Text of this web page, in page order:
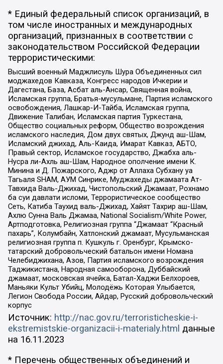
* Единый федеральный список организаций, в
том числе иностранных и международных
организаций, признанных в соответствии с
законодательством Российской Федерации
террористическими:
Высший военный Маджлисуль Шура Объединенных сил
моджахедов Кавказа, Конгресс народов Ичкерии и
Дагестана, База, Асбат аль-Ансар, Священная война,
Исламская группа, Братья-мусульмане, Партия исламского
освобождения, Лашкар-И-Тайба, Исламская группа,
Движение Талибан, Исламская партия Туркестана,
Общество социальных реформ, Общество возрождения
исламского наследия, Дом двух святых, Джунд аш-Шам,
Исламский джихад, Аль-Каида, Имарат Кавказ, АБТО,
Правый сектор, Исламское государство, Джабха аль-
Нусра ли-Ахль аш-Шам, Народное ополчение имени К.
Минина и Д. Пожарского, Аджр от Аллаха Субхану уа
Тагьаля SHAM, АУМ Синрике, Муджахеды джамаата Ат-
Тавхида Валь-Джихад, Чистопольский Джамаат, Рохнамо
ба суи давлати исломи, Террористическое сообщество
Сеть, Катиба Таухид валь-Джихад, Хайят Тахрир аш-Шам,
Ахлю Сунна Валь Джамаа, National Socialism/White Power,
Артподготовка, Религиозная группа “Джамаат “Красный
пахарь”, Колумбайн, Хатлонский джамаат, Мусульманская
религиозная группа п. Кушкуль г. Оренбург, Крымско-
татарский добровольческий батальон имени Номана
Челебиджихана, Азов, Партия исламского возрождения
Таджикистана, Народная самооборона, Дуббайский
джамаат, московская ячейка, Батал-Хаджи Белхороев,
Маньяки Культ Убийц, Молодёжь Которая Улыбается,
Легион Свобода России, Айдар, Русский добровольческий
корпус
Источник: http://nac.gov.ru/terroristicheskie-i-
ekstremistskie-organizacii-i-materialy.html данные
на 16.11.2023
* Перечень общественных объединений и